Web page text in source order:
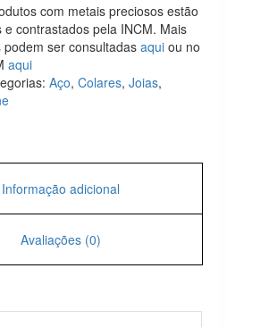
com metais preciosos estão
e contrastados pela INCM. Mais
ser consultadas aqui ou no
aqui
Aço, Colares, Joias,
Informação adicional
Avaliações (0)